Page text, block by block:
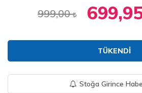
999,00
TÜKENDI
Stoğa Girince